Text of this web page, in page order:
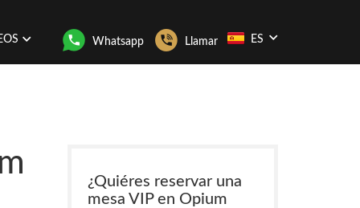
Whatsapp Llamar ES
¿Quiéres reservar una
mesa VIP en Opium